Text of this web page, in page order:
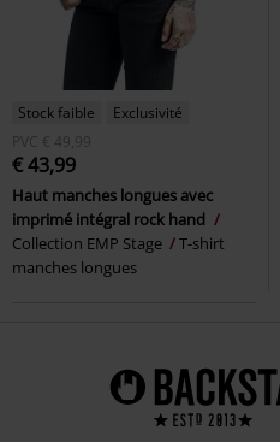
Stock faible
Exclusivité
PVC € 49,99
€ 43,99
Haut manches longues avec
imprimé intégral rock hand
Collection EMP Stage
T-shirt
manches longues